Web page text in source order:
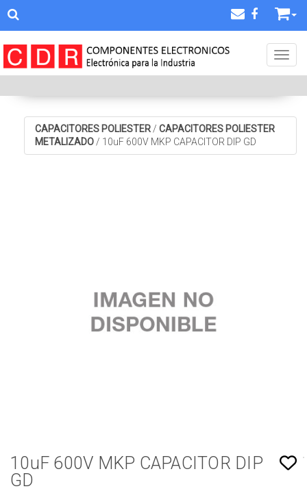
CAPACITORES POLIESTER / CAPACITORES POLIESTER
METALIZADO / 10uF 600V MKP CAPACITOR DIP GD
10uF 600V MKP CAPACITOR DIP
GD